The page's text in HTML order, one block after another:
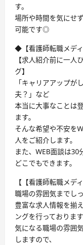
す。
場所や時間を気にせ
可能です◎
◆【看護師転職メデ
【求人紹介前に一人
グ】
「キャリアアップが
夫？」など
本当に大事なことは
ます。
そんな希望や不安を
人をご紹介します。
また、WEB面談は30
どこでもできます。
【【看護師転職メデ
職場の雰囲気までし
豊富な求人情報を揃
ングを行っております
気になる職場の雰囲
しますので、